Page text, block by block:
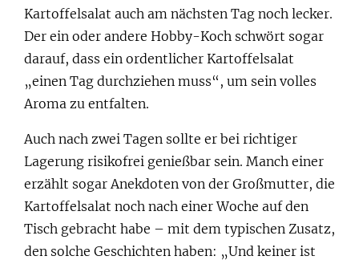
Kartoffelsalat auch am nächsten Tag noch lecker.
Der ein oder andere Hobby-Koch schwört sogar
darauf, dass ein ordentlicher Kartoffelsalat
„einen Tag durchziehen muss“, um sein volles
Aroma zu entfalten.
Auch nach zwei Tagen sollte er bei richtiger
Lagerung risikofrei genießbar sein. Manch einer
erzählt sogar Anekdoten von der Großmutter, die
Kartoffelsalat noch nach einer Woche auf den
Tisch gebracht habe – mit dem typischen Zusatz,
den solche Geschichten haben: „Und keiner ist